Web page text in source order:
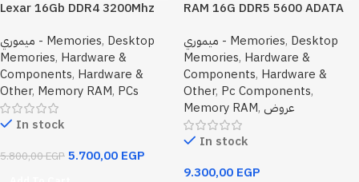
Lexar 16Gb DDR4 3200Mhz
ميموري - Memories, Desktop
Memories, Hardware &
Components, Hardware &
Other, Memory RAM, PCs
In stock
5.800,00EGP5.700,00 EGP
RAM 16G DDR5 5600 ADATA
ميموري - Memories, Desktop
Memories, Hardware &
Components, Hardware &
Other, Pc Components,
Memory RAM, عروض
In stock
9.300,00 EGP